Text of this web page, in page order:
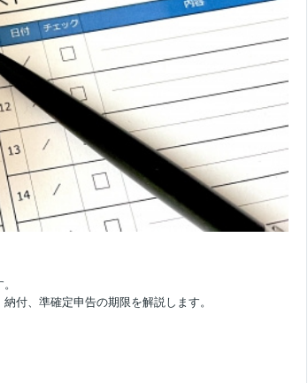
付、準確定申告の期限を解説します。